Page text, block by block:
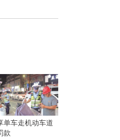
单车走机动车道
款